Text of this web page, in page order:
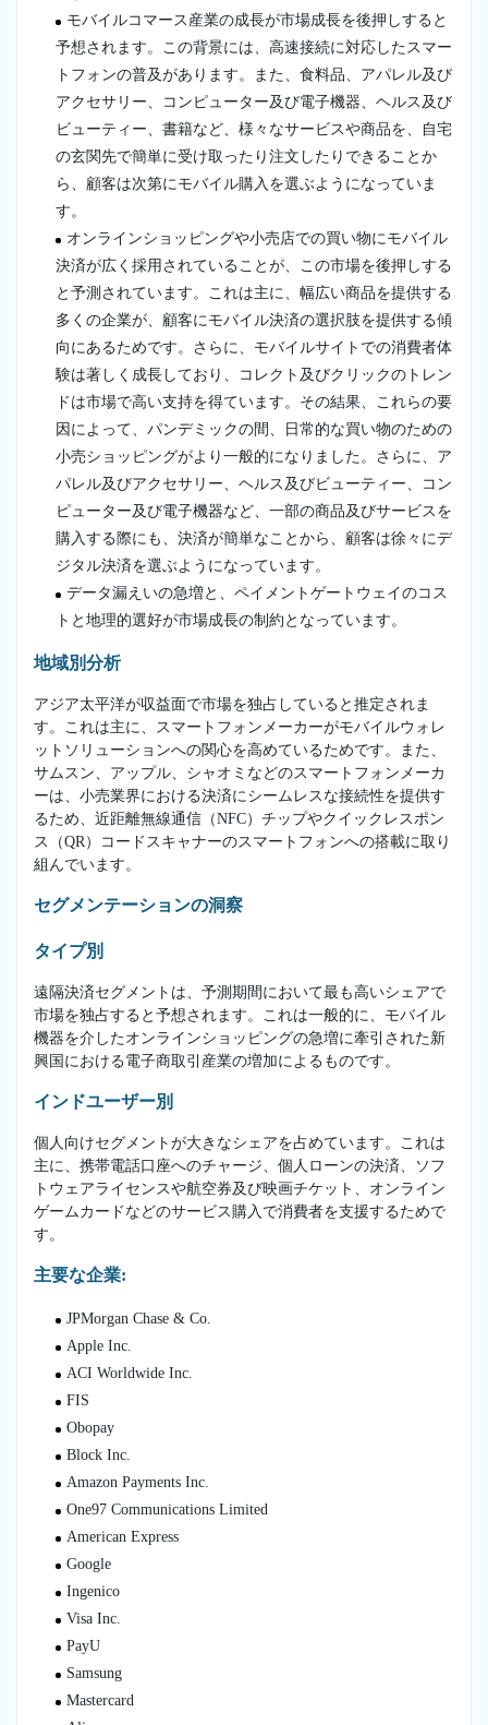
モバイルコマース産業の成長が市場成長を後押しすると
予想されます。この背景には、高速接続に対応したスマー
トフォンの普及があります。また、食料品、アパレル及び
アクセサリー、コンピューター及び電子機器、ヘルス及び
ビューティー、書籍など、様々なサービスや商品を、自宅
の玄関先で簡単に受け取ったり注文したりできることか
ら、顧客は次第にモバイル購入を選ぶようになっていま
す。
オンラインショッピングや小売店での買い物にモバイル
決済が広く採用されていることが、この市場を後押しする
と予測されています。これは主に、幅広い商品を提供する
多くの企業が、顧客にモバイル決済の選択肢を提供する傾
向にあるためです。さらに、モバイルサイトでの消費者体
験は著しく成長しており、コレクト及びクリックのトレン
ドは市場で高い支持を得ています。その結果、これらの要
因によって、パンデミックの間、日常的な買い物のための
小売ショッピングがより一般的になりました。さらに、ア
パレル及びアクセサリー、ヘルス及びビューティー、コン
ピューター及び電子機器など、一部の商品及びサービスを
購入する際にも、決済が簡単なことから、顧客は徐々にデ
ジタル決済を選ぶようになっています。
データ漏えいの急増と、ペイメントゲートウェイのコス
トと地理的選好が市場成長の制約となっています。
地域別分析
アジア太平洋が収益面で市場を独占していると推定されま
す。これは主に、スマートフォンメーカーがモバイルウォレ
ットソリューションへの関心を高めているためです。また、
サムスン、アップル、シャオミなどのスマートフォンメーカ
ーは、小売業界における決済にシームレスな接続性を提供す
るため、近距離無線通信（NFC）チップやクイックレスポン
ス（QR）コードスキャナーのスマートフォンへの搭載に取り
組んでいます。
セグメンテーションの洞察
タイプ別
遠隔決済セグメントは、予測期間において最も高いシェアで
市場を独占すると予想されます。これは一般的に、モバイル
機器を介したオンラインショッピングの急増に牽引された新
興国における電子商取引産業の増加によるものです。
インドユーザー別
個人向けセグメントが大きなシェアを占めています。これは
主に、携帯電話口座へのチャージ、個人ローンの決済、ソフ
トウェアライセンスや航空券及び映画チケット、オンライン
ゲームカードなどのサービス購入で消費者を支援するためで
す。
主要な企業:
JPMorgan Chase & Co.
Apple Inc.
ACI Worldwide Inc.
FIS
Obopay
Block Inc.
Amazon Payments Inc.
One97 Communications Limited
American Express
Google
Ingenico
Visa Inc.
PayU
Samsung
Mastercard